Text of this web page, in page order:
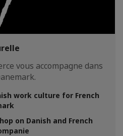
vous accompagne dans
work culture for French
on Danish and French